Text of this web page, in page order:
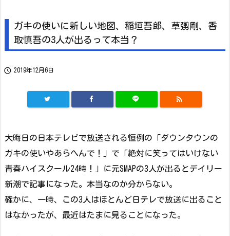
ガキの使いに新しい地図、稲垣吾郎、草彅剛、香
取慎吾の3人が出るって本当？
 2019年12月6日

大晦日の日本テレビで放送される恒例の「ダウンタウンの
ガキの使いやあらへんで！」で「絶対に笑ってはいけない
青春ハイスクール24時！」に元SMAPの3人が出るとデイリー
新潮で記事になった。本当なのか分からない。
確かに、一時、この3人はほとんど日テレで放送に出ること
はなかったが、最近はたまに見ることになった。